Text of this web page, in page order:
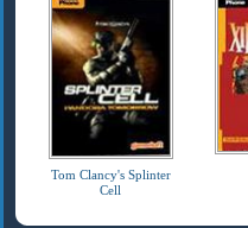
Tom Clancy's Splinter
Cell